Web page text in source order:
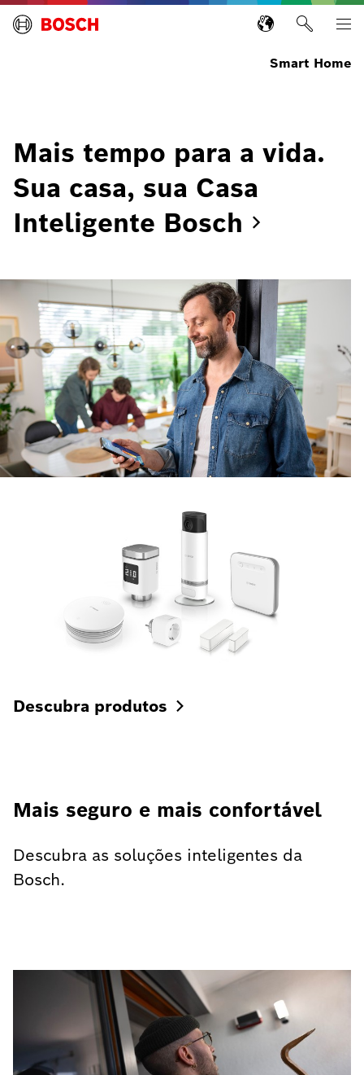
Smart Home
Mais tempo para a vida.
Sua casa, sua Casa
Inteligente Bosch
Descubra produtos
Mais seguro e mais confortável
Descubra as soluções inteligentes da
Bosch.